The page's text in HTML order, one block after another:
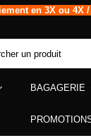
en 3X ou 4X
BAGAGERIE